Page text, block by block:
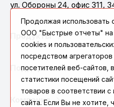
ул. Обороны 24, офис 311,
Продукты
Поддержка
Компания
Продолжая использовать
ООО "Быстрые отчеты" на
cookies и
посредством агрегаторов
посетителей веб-сайтов,
статистики посещений
товаров в соответствии
сайта. Если Вы не хотите,